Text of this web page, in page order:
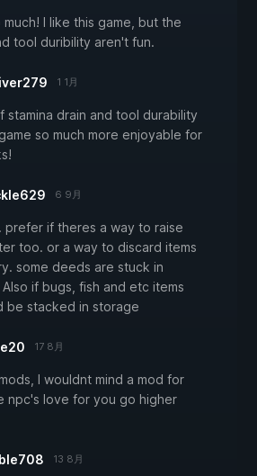
much! I like this game, but the
tool duribility aren't fun.
1 1月
stamina drain and tool durability
so much more enjoyable for
6 9月
prefer if theres a way to raise
too. or a way to discard items
some deeds are stuck in
if bugs, fish and etc items
be stacked in storage
17 8月
I wouldnt mind a mod for
npc's love for you go higher
13 8月